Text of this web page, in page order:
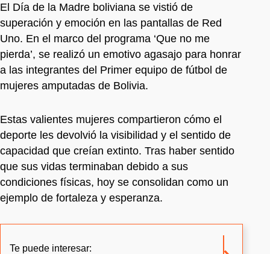
El Día de la Madre boliviana se vistió de
superación y emoción en las pantallas de Red
Uno. En el marco del programa ‘Que no me
pierda’, se realizó un emotivo agasajo para honrar
a las integrantes del Primer equipo de fútbol de
mujeres amputadas de Bolivia.
Estas valientes mujeres compartieron cómo el
deporte les devolvió la visibilidad y el sentido de
capacidad que creían extinto. Tras haber sentido
que sus vidas terminaban debido a sus
condiciones físicas, hoy se consolidan como un
ejemplo de fortaleza y esperanza.
Te puede interesar: